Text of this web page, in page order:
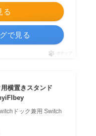
る
で見る
ポチップ
横置きスタンド
ドック兼用 Switch